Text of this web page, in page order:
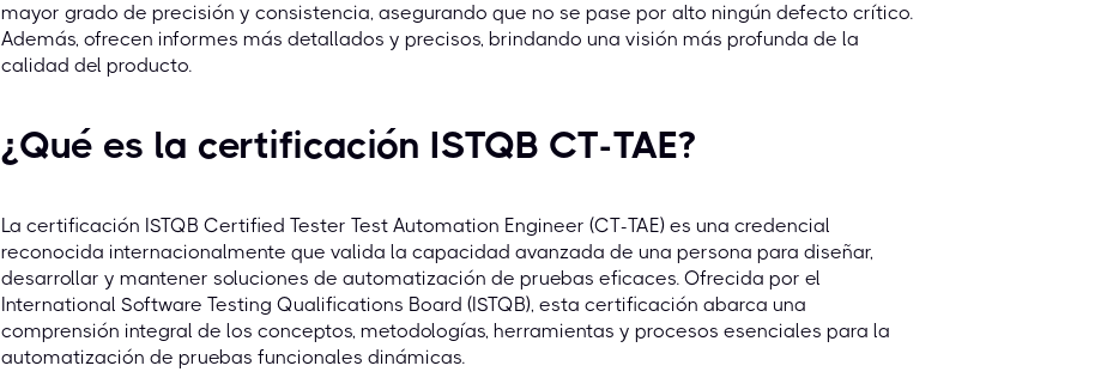
mayor grado de precisión y consistencia, asegurando que no se pase por alto ningún defecto crítico.
Además, ofrecen informes más detallados y precisos, brindando una visión más profunda de la
calidad del producto.
¿Qué es la certificación ISTQB CT-TAE?
La certificación ISTQB Certified Tester Test Automation Engineer (CT-TAE) es una credencial
reconocida internacionalmente que valida la capacidad avanzada de una persona para diseñar,
desarrollar y mantener soluciones de automatización de pruebas eficaces. Ofrecida por el
International Software Testing Qualifications Board (ISTQB), esta certificación abarca una
comprensión integral de los conceptos, metodologías, herramientas y procesos esenciales para la
automatización de pruebas funcionales dinámicas.